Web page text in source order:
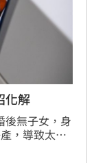
化解
後無子女，身
，導致太太